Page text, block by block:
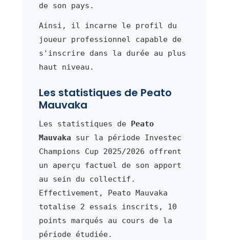
de son pays.
Ainsi, il incarne le profil du
joueur professionnel capable de
s'inscrire dans la durée au plus
haut niveau.
Les statistiques de Peato
Mauvaka
Les statistiques de Peato
Mauvaka sur la période Investec
Champions Cup 2025/2026 offrent
un aperçu factuel de son apport
au sein du collectif.
Effectivement, Peato Mauvaka
totalise 2 essais inscrits, 10
points marqués au cours de la
période étudiée.